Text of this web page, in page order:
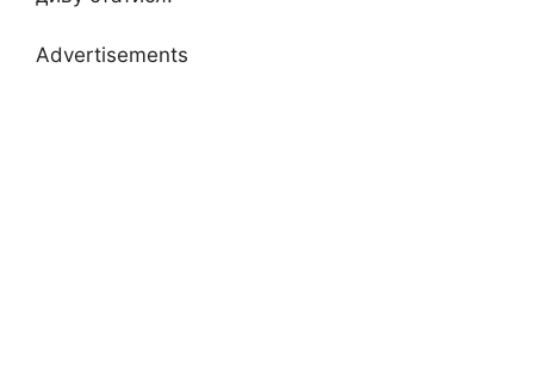
Advertisements